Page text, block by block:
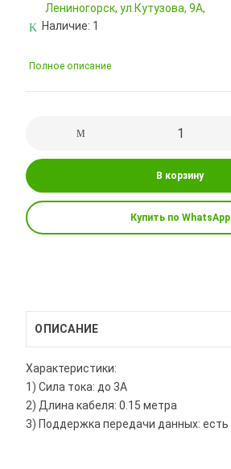
Лениногорск, ул.Кутузова, 9А,
Наличие: 1
Полное описание
В корзину
Купить по WhatsApp
ОПИСАНИЕ
Характеристики:
1) Сила тока: до 3A
2) Длина кабеля: 0.15 метра
3) Поддержка передачи данных: есть